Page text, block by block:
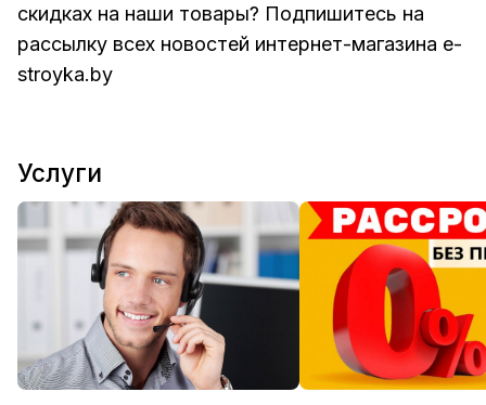
скидках на наши товары? Подпишитесь на
рассылку всех новостей интернет-магазина e-
stroyka.by
Услуги